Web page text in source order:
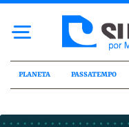
PLANETA PASSATEMPO